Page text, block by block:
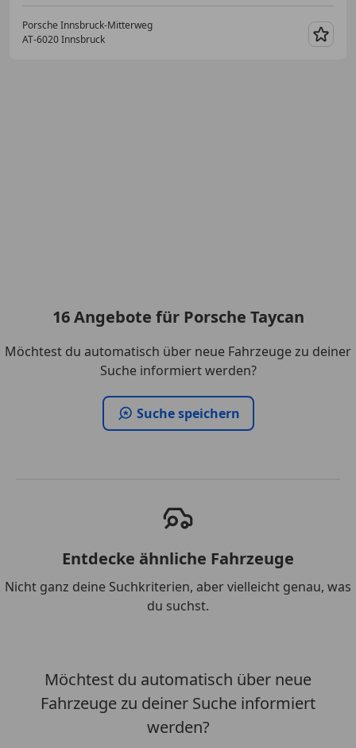
Porsche Innsbruck-Mitterweg
AT-6020 Innsbruck
16 Angebote für Porsche Taycan
Möchtest du automatisch über neue Fahrzeuge zu deiner
Suche informiert werden?
Suche speichern
Entdecke ähnliche Fahrzeuge
Nicht ganz deine Suchkriterien, aber vielleicht genau, was
du suchst.
Möchtest du automatisch über neue
Fahrzeuge zu deiner Suche informiert
werden?